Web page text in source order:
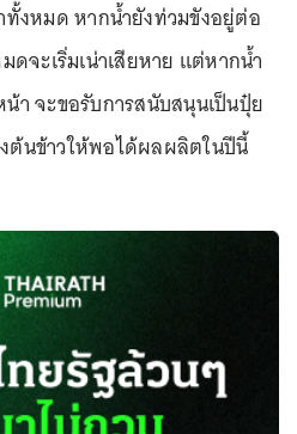
งหมด หากน้ำยังท่วมขังอยู่ต่อ
ดจะเริ่มเน่าเสียหาย แต่หากน้ำ
า จะขอรับการสนับสนุนเป็นปุ๋ย
ต้นข้าวให้พอได้ผลผลิตในปีนี้